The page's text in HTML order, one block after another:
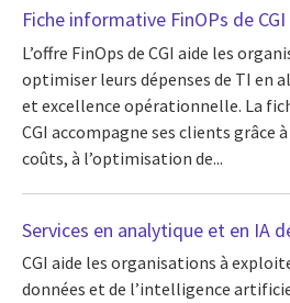
Fiche informative FinOPs de CGI
L’offre FinOps de CGI aide les
optimiser leurs dépenses de TI en
et excellence opérationnelle. La
CGI accompagne ses clients grâce
coûts, à l’optimisation de...
Services en analytique et en IA
CGI aide les organisations à
données et de l’intelligence